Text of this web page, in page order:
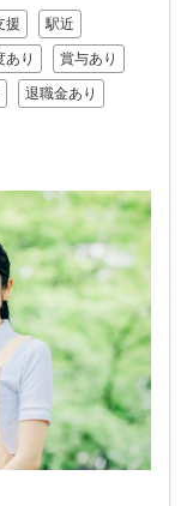
援 駅近
あり 賞与あり
退職金あり